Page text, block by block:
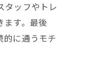
タッフやトレ
ます。最後
的に通うモチ